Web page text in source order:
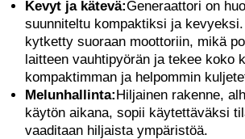
Kevyt ja kätevä:Generaattori on
suunniteltu kompaktiksi ja
kytketty suoraan moottoriin, mikä
laitteen vauhtipyörän ja tekee koko
kompaktimman ja helpommin
Melunhallinta:Hiljainen rakenne,
käytön aikana, sopii käytettäväksi
vaaditaan hiljaista ympäristöä.